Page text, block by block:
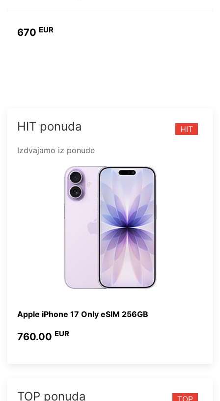
700EUR
HIT
HIT ponuda
Izdvajamo iz ponude
Apple iPhone 17 Only eSIM 256GB
760.00 EUR
TOP
TOP ponuda